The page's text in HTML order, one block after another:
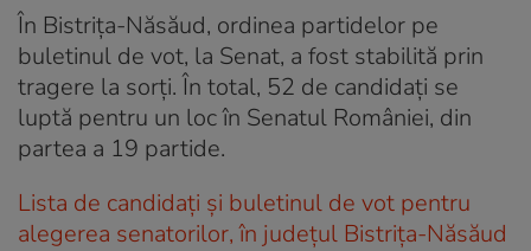
În Bistrița-Năsăud, ordinea partidelor pe
buletinul de vot, la Senat, a fost stabilită prin
tragere la sorți. În total, 52 de candidați se
luptă pentru un loc în Senatul României, din
partea a 19 partide.
Lista de candidați și buletinul de vot pentru
alegerea senatorilor, în județul Bistrița-Năsăud